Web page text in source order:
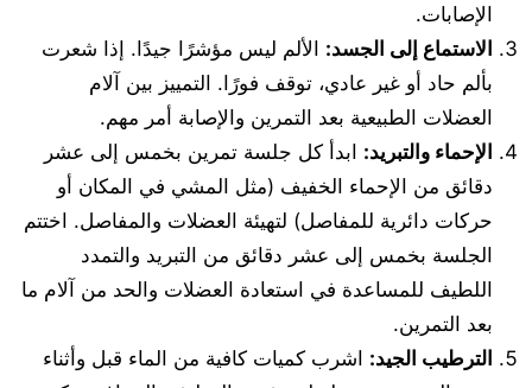
الإصابات.
الاستماع إلى الجسد: الألم ليس مؤشرًا جيدًا. إذا شعرت
بألم حاد أو غير عادي، توقف فورًا. التمييز بين آلام
العضلات الطبيعية بعد التمرين والإصابة أمر مهم.
الإحماء والتبريد: ابدأ كل جلسة تمرين بخمس إلى عشر
دقائق من الإحماء الخفيف (مثل المشي في المكان أو
حركات دائرية للمفاصل) لتهيئة العضلات والمفاصل. اختتم
الجلسة بخمس إلى عشر دقائق من التبريد والتمدد
اللطيف للمساعدة في استعادة العضلات والحد من آلام ما
بعد التمرين.
الترطيب الجيد: اشرب كميات كافية من الماء قبل وأثناء